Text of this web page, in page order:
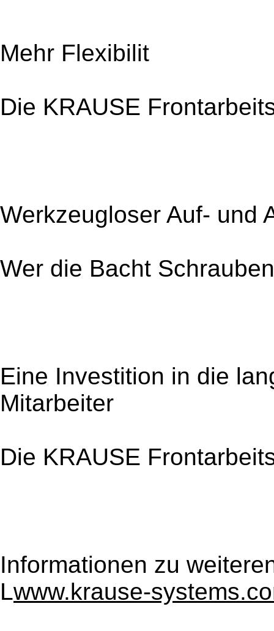
Mehr Flexibilit
Die KRAUSE
Werkzeugloser Auf- und
Wer die Bacht
Eine Investition in die
Mitarbeiter
Die KRAUSE
Informationen zu
Lwww.krause-